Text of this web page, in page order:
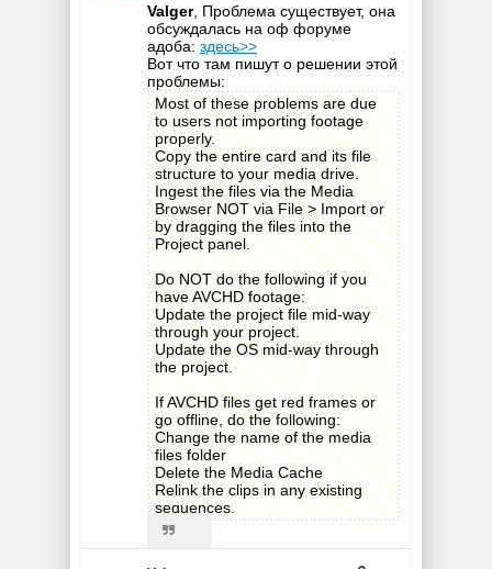
Valger, Проблема существует, она
обсуждалась на оф форуме
адоба: здесь>>
Вот что там пишут о решении этой
проблемы:
Most of these problems are due
to users not importing footage
properly.
Copy the entire card and its file
structure to your media drive.
Ingest the files via the Media
Browser NOT via File > Import or
by dragging the files into the
Project panel.
Do NOT do the following if you
have AVCHD footage:
Update the project file mid-way
through your project.
Update the OS mid-way through
the project.
If AVCHD files get red frames or
go offline, do the following:
Change the name of the media
files folder
Delete the Media Cache
Relink the clips in any existing
sequences.